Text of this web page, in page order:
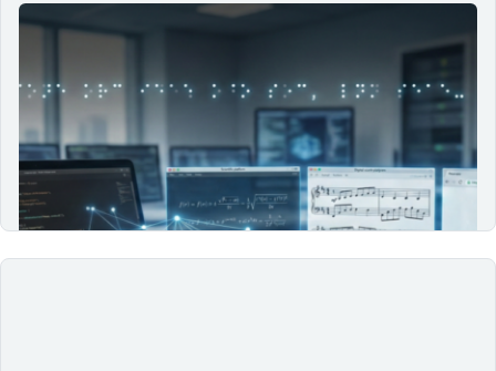
Braille na era digital: tecnologia viva,
O braille segue sendo uma tecnologia essencial na era
digital. Entenda como ele se integra a produtos digitais,
os desafios de acesso e o papel do design na…